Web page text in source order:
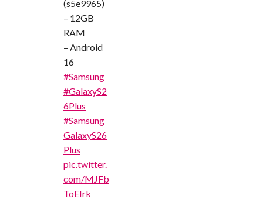
(s5e9965)
– 12GB
RAM
– Android
16
#Samsung
#GalaxyS2
6Plus
#Samsung
GalaxyS26
Plus
pic.twitter.
com/MJFb
ToEIrk